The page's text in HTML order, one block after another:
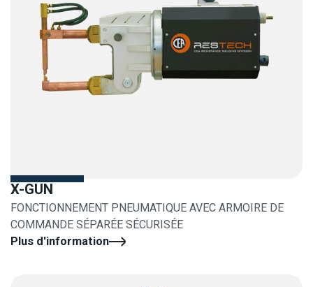
X-GUN
FONCTIONNEMENT PNEUMATIQUE AVEC ARMOIRE DE
COMMANDE SÉPARÉE SÉCURISÉE
Plus d'information